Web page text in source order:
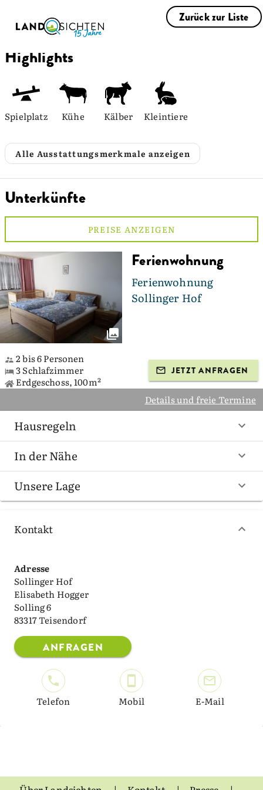
Zurück zur Liste
Highlights
Spielplatz Kühe Kälber Kleintiere
Alle Ausstattungsmerkmale anzeigen
Unterkünfte
PREISE ANZEIGEN
Ferienwohnung
Ferienwohnung
Sollinger Hof
2 bis 6 Personen
3 Schlafzimmer
Erdgeschoss, 100m²
JETZT ANFRAGEN
Details und freie Termine
Hausregeln
In der Nähe
Unsere Lage
Kontakt
Adresse
Sollinger Hof
Elisabeth Hogger
Solling 6
83317 Teisendorf
ANFRAGEN
Telefon Mobil E-Mail